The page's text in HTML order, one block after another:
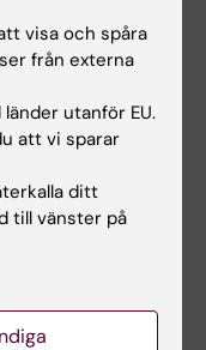
visa och spåra
från externa
utanför EU.
att vi sparar
ditt
till vänster på